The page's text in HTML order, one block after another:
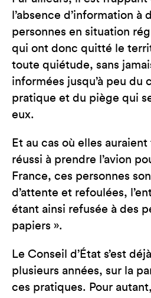
l’absence d’information à
personnes en situation
qui ont donc quitté le
toute quiétude, sans
informées jusqu’à peu du
pratique et du piège qui
eux.
Et au cas où elles
réussi à prendre l’avion
France, ces personnes
d’attente et refoulées,
étant ainsi refusée à des
papiers ».
Le Conseil d’État s’est
plusieurs années, sur la
ces pratiques. Pour autant,